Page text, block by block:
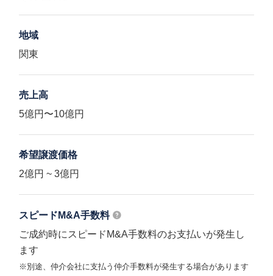
地域
関東
売上高
5億円〜10億円
希望譲渡価格
2億円 ~ 3億円
スピードM&A手数料
ご成約時にスピードM&A手数料のお支払いが発生し
ます
※別途、仲介会社に支払う仲介手数料が発生する場合があります